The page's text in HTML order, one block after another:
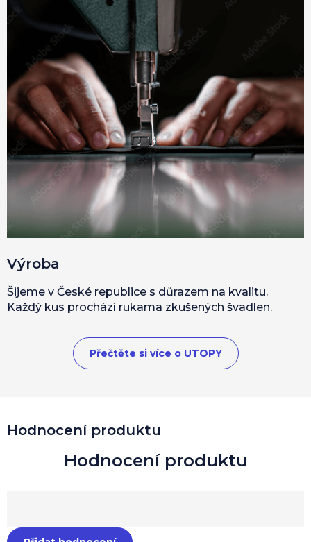
Hodnocení produktu
Výroba
Šijeme v České republice s důrazem na kvalitu.
Každý kus prochází rukama zkušených švadlen.
Přečtěte si více o UTOPY